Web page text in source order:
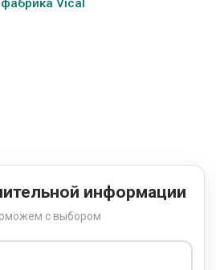
Vical
информации
с выбором